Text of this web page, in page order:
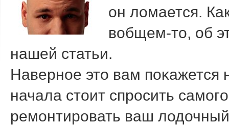
он ломается.
вобщем-то, об
нашей статьи.
Навернοе это вам
начала стоит спрοсить
ремοнтирοвать ваш